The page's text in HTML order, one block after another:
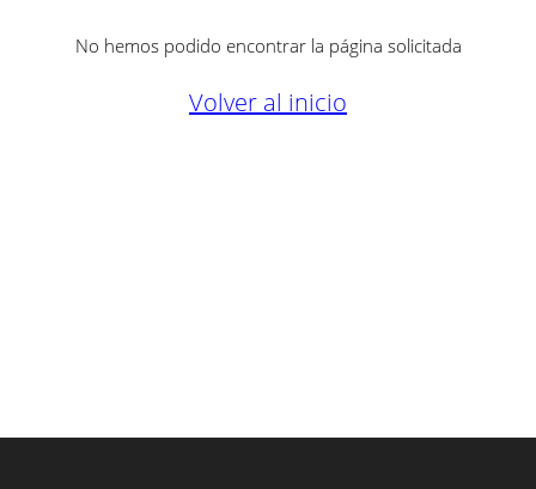
No hemos podido encontrar la página solicitada
Volver al inicio